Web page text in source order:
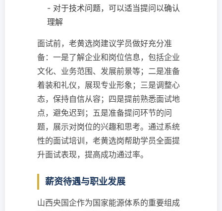
- 对于技术问题，可以适当提问以确认
理解
面试前，老黄选岗建议学员做好充分准
备：一是了解企业和岗位信息，包括企业
文化、业务范围、发展前景等；二是准备
着装和礼仪，展现专业形象；三是调整心
态，保持自信从容；四是提前熟悉面试地
点，避免迟到；五是准备提问环节的问
题，展示对岗位的兴趣和思考。通过系统
性的面试培训，老黄选岗帮助学员全面提
升面试表现，提高成功通过率。
薪资待遇与职业发展
山西央国企作为国家能源体系的重要组成